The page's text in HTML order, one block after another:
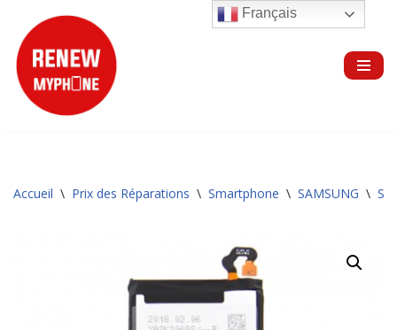
Aller
au
contenu
Accueil \ Prix des Réparations \ Smartphone \ SAMSUNG \
Français